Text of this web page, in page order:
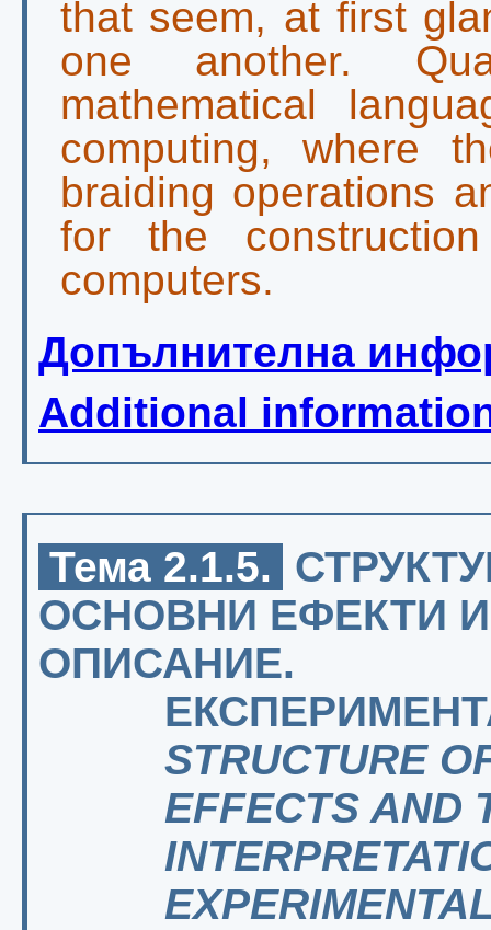
that seem, at first
one another.
mathematical
computing, where
braiding operations
for the
computers.
Допълнителна
Additional
Тема 2.1.5.
ОСНОВНИ ЕФЕКТИ
ОПИСАНИЕ.
STRUCTURE
EFFECTS AND